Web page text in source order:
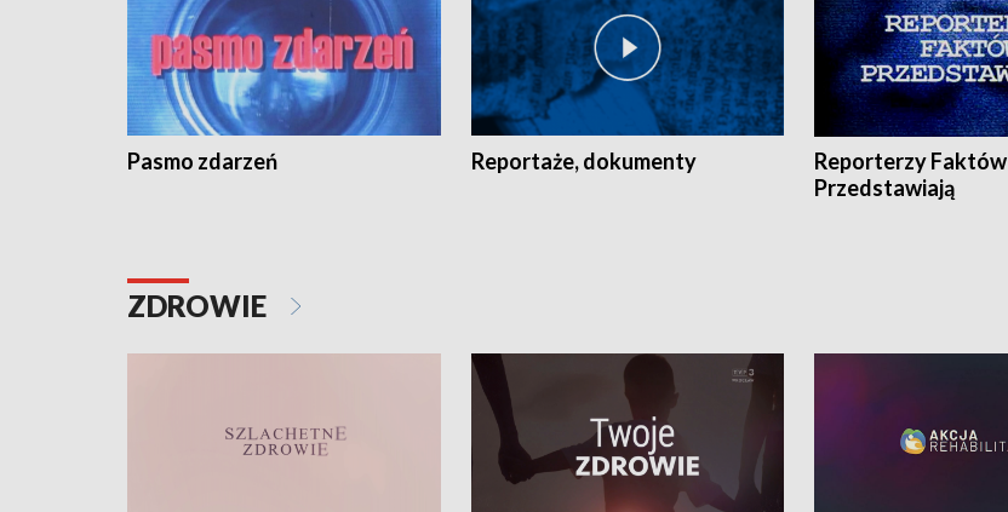
Pasmo zdarzeń Reportaże, dokumenty
Reporterzy Faktów
Przedstawiają
ZDROWIE